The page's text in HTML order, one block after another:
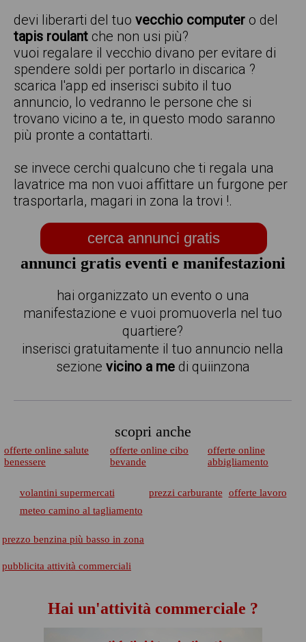
devi liberarti del tuovecchio computer o del
tapis roulant che non usi più?
vuoi regalare il vecchio divano per evitare di
spendere soldi per portarlo in discarica ?
scarica l'app ed inserisci subito il tuo
annuncio, lo vedranno le persone che si
trovano vicino a te, in questo modo saranno
più pronte a contattarti.
se invece cerchi qualcuno che ti regala una
lavatrice ma non vuoi affittare un furgone per
trasportarla, magari in zona la trovi !.
cerca annunci gratis
annunci gratis eventi e manifestazioni
hai organizzato un evento o una
manifestazione e vuoi promuoverla nel tuo
quartiere?
inserisci gratuitamente il tuo annuncio nella
sezione vicino a medi quiinzona
scopri anche
offerte online salute
benessere
offerte online cibo
bevande
offerte online
abbigliamento
volantini supermercati prezzi carburante
offerte lavoro
meteo camino al tagliamento
prezzo benzina più basso in zona
pubblicita attività commerciali
Hai un'attività commerciale ?